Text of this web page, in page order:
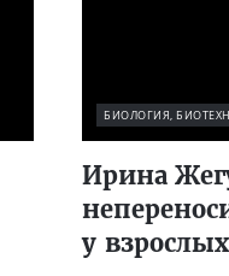
БИОЛОГИЯ,
Ирина
у